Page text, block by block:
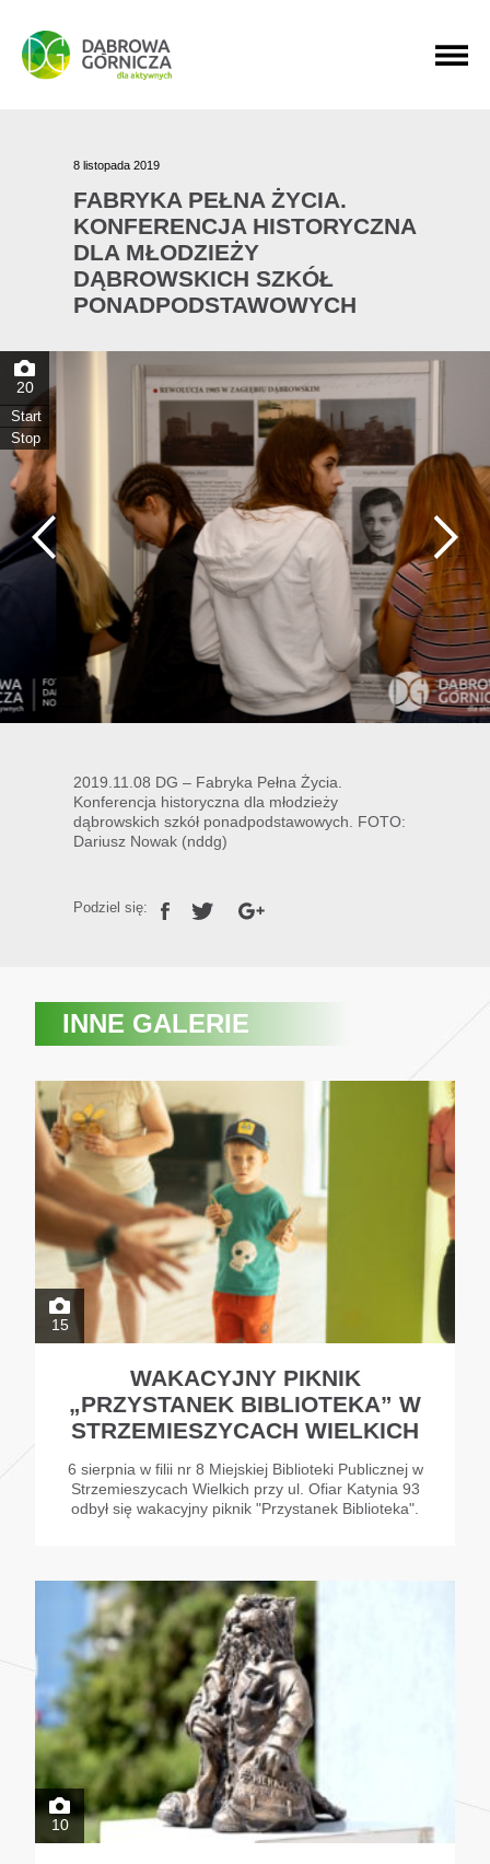
PRZEJDŹ DO MENU GŁÓWNEGO
PRZEJDŹ DO WYSZUKIWARKI
PRZEJDŹ DO TREŚCI
8 listopada 2019
FABRYKA PEŁNA ŻYCIA.
KONFERENCJA HISTORYCZNA
DLA MŁODZIEŻY
DĄBROWSKICH SZKÓŁ
PONADPODSTAWOWYCH
20
Start
Stop
2019.11.08 DG – Fabryka Pełna Życia.
Konferencja historyczna dla młodzieży
dąbrowskich szkół ponadpodstawowych. FOTO:
Dariusz Nowak (nddg)
Podziel się:
INNE GALERIE
15
WAKACYJNY PIKNIK
„PRZYSTANEK BIBLIOTEKA” W
STRZEMIESZYCACH WIELKICH
6 sierpnia w filii nr 8 Miejskiej Biblioteki Publicznej w
Strzemieszycach Wielkich przy ul. Ofiar Katynia 93
odbył się wakacyjny piknik "Przystanek Biblioteka".
10